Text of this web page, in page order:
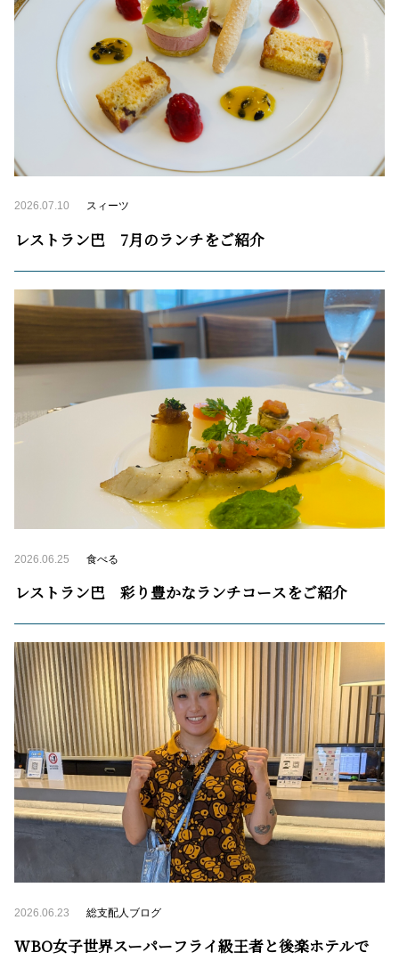
2026.07.10 スィーツ
レストラン巴 7月のランチをご紹介
2026.06.25 食べる
レストラン巴 彩り豊かなランチコースをご紹介
2026.06.23 総支配人ブログ
WBO女子世界スーパーフライ級王者と後楽ホテルで